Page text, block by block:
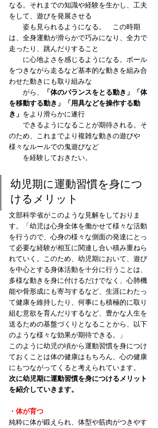
なる。それまでの知識や経験を生かし、工夫
をして、遊びを発展させる
姿も見られるようになる。　この時期
は、全身運動が滑らかで巧みになり、全力で
走ったり、跳んだりすること
に心地よさを感じるようになる。ボール
をつきながら走るなど基本的な動きを組み合
わせた動きにも取り組みな
がら、
「体のバランスをとる動き」「体
を移動する動き」「用具などを操作する動
き」 をより滑らかに遂行
できるようになることが期待される。そ
のため、これまでより複雑な動きの遊びや
様々なルールでの鬼遊びなど
を経験しておきたい。
幼児期に運動習慣を身につ
けるメリット
文部科学省がこのような見解をしておりま
す。「幼児は心身全体を働かせて様々な活動
を行うので、心身の様々な側面の発達にとっ
て必要な経験が相互に関連し合い積み重ねら
れていく。このため、幼児期において、遊び
を中心とする身体活動を十分に行うことは、
多様な動きを身に付けるだけでなく、心肺機
能や骨形成にも寄与するなど、生涯にわたっ
て健康を維持したり、何事にも積極的に取り
組む意欲を育んだりするなど、豊かな人生を
送るための基盤づくりとなることから、以下
のような様々な効果が期待できる。」
このように幼児の頃から運動習慣を身につけ
ておくことは体の健康はもちろん、心の健康
にもつながってくると考えられています。
次に幼児期に運動習慣を身につけるメリット
を紹介していきます。
・体が育つ
純粋に体が鍛えられ、体型や筋肉がつきやす